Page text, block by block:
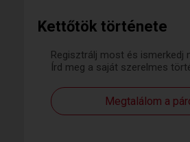
Kettőtök története
Regisztrálj most és ismerkedj
Írd meg a saját szerelmes
Megtalálom a